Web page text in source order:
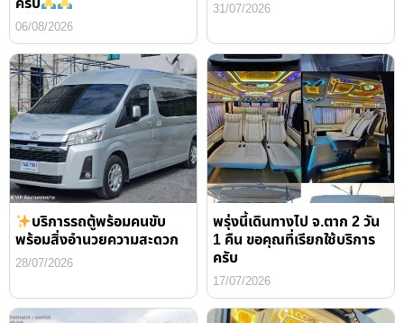
06/08/2026
31/07/2026
บริการรถตู้พร้อมคนขับ
พร้อมสิ่งอำนวยความสะดวก
28/07/2026
พรุ่งนี้เดินทางไป จ.ตาก 2 วัน
1 คืน ขอคุณที่เรียกใช้บริการ
ครับ
17/07/2026